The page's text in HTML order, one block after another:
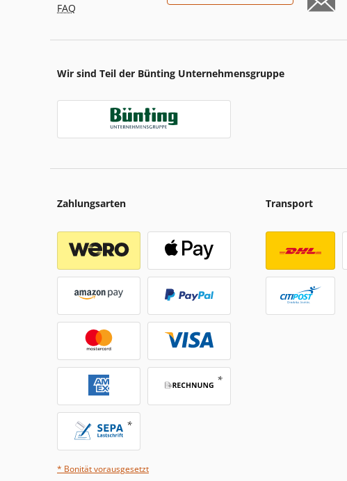
FAQ
Wir sind Teil der Bünting Unternehmensgruppe
Zahlungsarten
* Bonität vorausgesetzt
Transport